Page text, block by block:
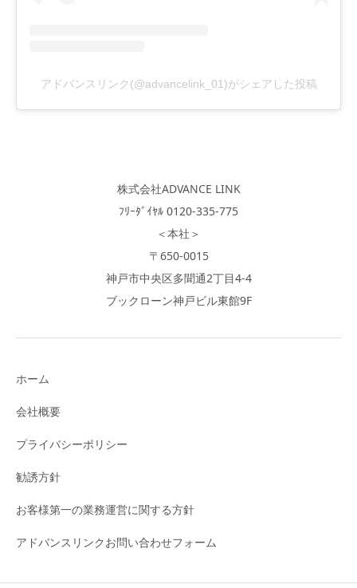
アドバンスリンク(@advancelink_01)がシェアした投稿
株式会社ADVANCE LINK
ﾌﾘｰﾀﾞｲﾔﾙ 0120-335-775
＜本社＞
〒650-0015
神戸市中央区多聞通2丁目4-4
ブックローン神戸ビル東館9F
ホーム
会社概要
プライバシーポリシー
勧誘方針
お客様第一の業務運営に関する方針
アドバンスリンクお問い合わせフォーム